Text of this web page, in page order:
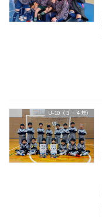
U-10（３・４年）